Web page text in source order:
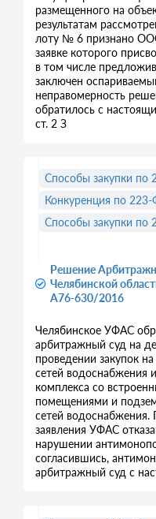
размещенного на
результатам
лоту № 6 признано
заявке которого
в том числе
заключен
неправомерность
обратилось с
ст. 2 З
Решение
Челябинской
А76-630/2016
Челябинское УФАС
арбитражный суд на
проведении закупок
сетей водоснабжения
комплекса со
помещениями и
сетей водоснабжения.
заявления УФАС
нарушении
согласившись,
арбитражный суд с
Способы закупки по
Конкуренция по
Способы закупки по